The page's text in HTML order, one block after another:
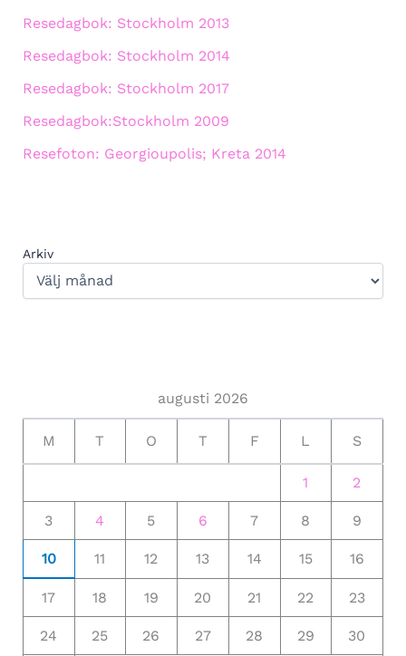
Resedagbok: Stockholm 2013
Resedagbok: Stockholm 2014
Resedagbok: Stockholm 2017
Resedagbok:Stockholm 2009
Resefoton: Georgioupolis; Kreta 2014
Arkiv
augusti 2026
M T O T F L S
1 2
3 4 5 6 7 8 9
10 11 12 13 14 15 16
17 18 19 20 21 22 23
24 25 26 27 28 29 30